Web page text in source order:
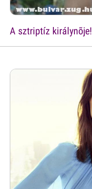
A sztriptíz királynõje!